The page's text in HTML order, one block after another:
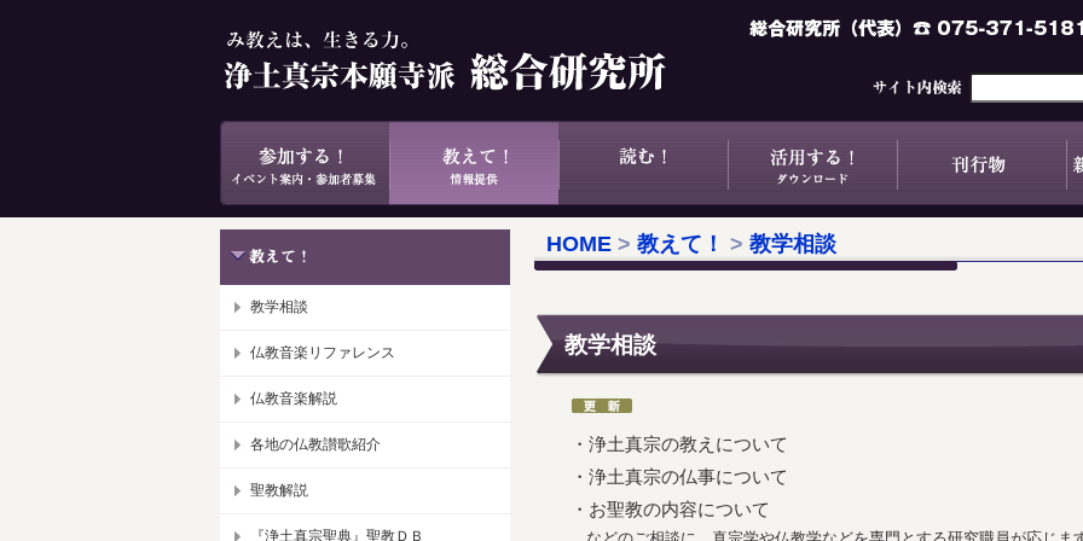
教学相談
仏教音楽リファレンス
仏教音楽解説
各地の仏教讃歌紹介
聖教解説
『浄土真宗聖典』聖教ＤＢ
HOME > 教えて！ > 教学相談
教学相談
・浄土真宗の教えについて
・浄土真宗の仏事について
・お聖教の内容について